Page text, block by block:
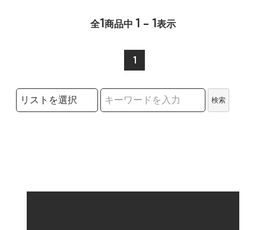
全1商品中 1 - 1表示
1
検索リストの選択
検索